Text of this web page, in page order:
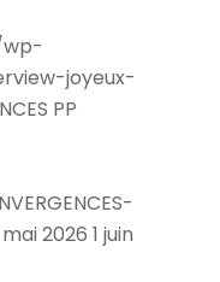
joyeux-
PP
2026 1 juin